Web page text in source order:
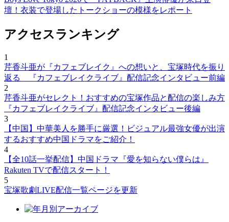
壇！衣装で登場したトークショーの模様をレポート
アクセスランキング
1
芹香斗亜が『カフェブレイク』への想いと、宝塚時代を振り
返る 『カフェブレイクライブ』配信記念インタビュー前編
2
芹香斗亜がセレクト！おすすめの宝塚作品と配信の楽しみ方
『カフェブレイクライブ』配信記念インタビュー後編
3
【中国】中華美人を勝手に厳選！ビジュアル最強女優が出演
するおすすめ中国ドラマをご紹介！
4
【全10話一挙配信】中国ドラマ『愛を知らない僕らは』
Rakuten TVで配信スタート！
5
宝塚歌劇LIVE配信一覧ページを更新